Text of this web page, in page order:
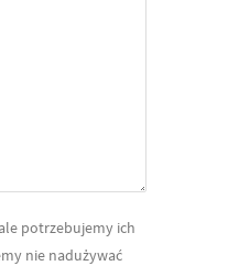
potrzebujemy ich
nie nadużywać